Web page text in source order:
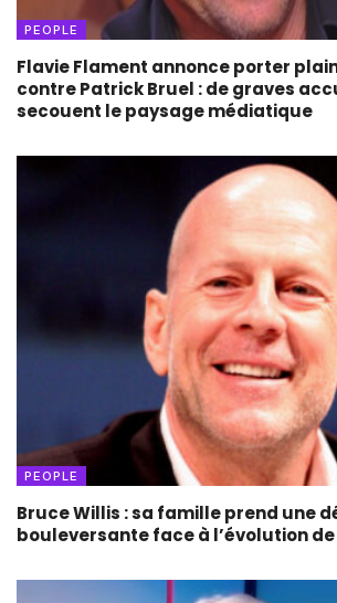
PEOPLE
Flavie Flament annonce porter
contre Patrick Bruel : de graves
secouent le paysage médiatique
PEOPLE
Bruce Willis : sa famille prend une
bouleversante face à l’évolution